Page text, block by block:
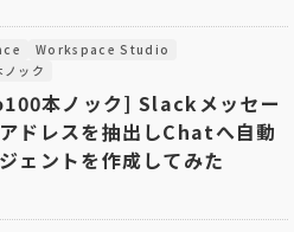
Workspace Studio
ック
本ノック] Slackメッセー
ドレスを抽出しChatへ自動
ェントを作成してみた